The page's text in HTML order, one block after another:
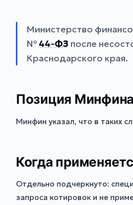
Министерство
№44‑ФЗ после
Краснодарского края.
Позиция Минфина
Минфин указал, что в таких
Когда
Отдельно подчеркнуто:
запроса котировок и не